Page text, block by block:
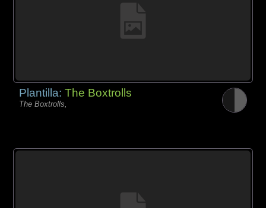
Plantilla:The Boxtrolls
The Boxtrolls,